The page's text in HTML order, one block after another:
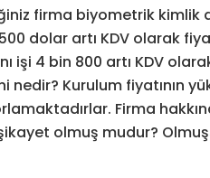
firma biyometrik kimlik
dolar artı KDV olarak
işi 4 bin 800 artı KDV
nedir? Kurulum fiyatının
Firma
olmuş mudur?